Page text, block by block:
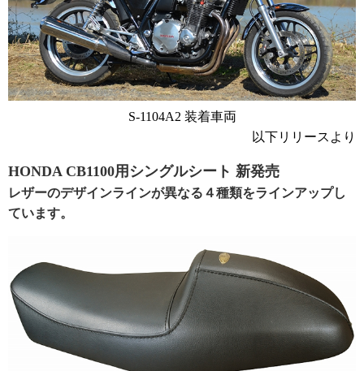
S-1104A2 装着車両
以下リリースより
HONDA CB1100用シングルシート 新発売
レザーのデザインラインが異なる４種類をラインアップし
ています。